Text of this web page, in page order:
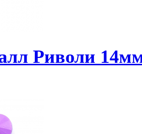
Риволи